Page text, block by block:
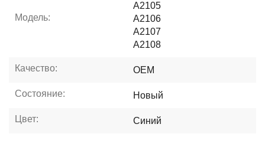
Модель:
A2105
A2106
A2107
A2108
Качество: OEM
Состояние: Новый
Цвет: Синий